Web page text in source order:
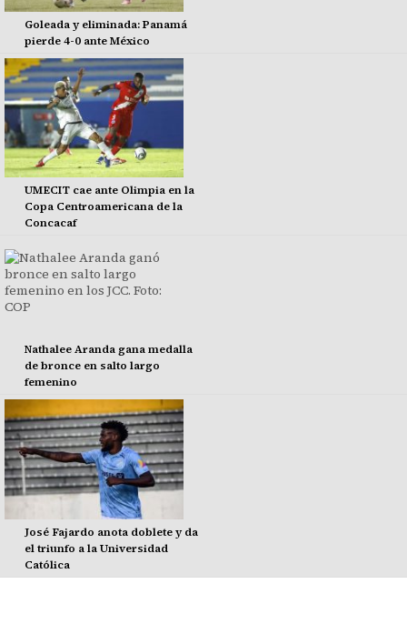
Goleada y eliminada: Panamá
pierde 4-0 ante México
UMECIT cae ante Olimpia en la
Copa Centroamericana de la
Concacaf
Nathalee Aranda gana medalla
de bronce en salto largo
femenino
José Fajardo anota doblete y da
el triunfo a la Universidad
Católica